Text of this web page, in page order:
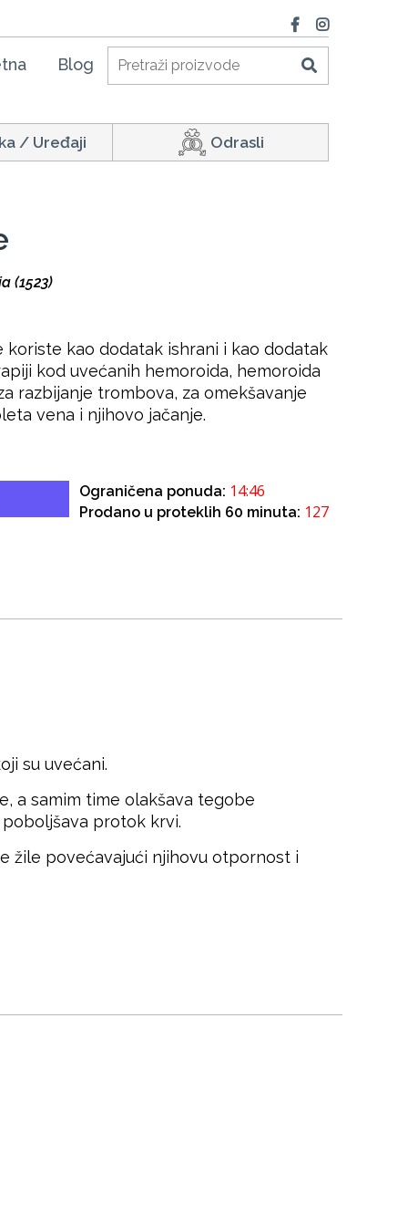
Blog
/ Uređaji Odrasli
(1523)
koriste kao dodatak ishrani i kao dodatak
kod uvećanih hemoroida, hemoroida
razbijanje trombova, za omekšavanje
vena i njihovo jačanje.
Ograničena ponuda: 14:46
Prodano u proteklih 60 minuta: 127
su uvećani.
a samim time olakšava tegobe
protok krvi.
žile povećavajući njihovu otpornost i